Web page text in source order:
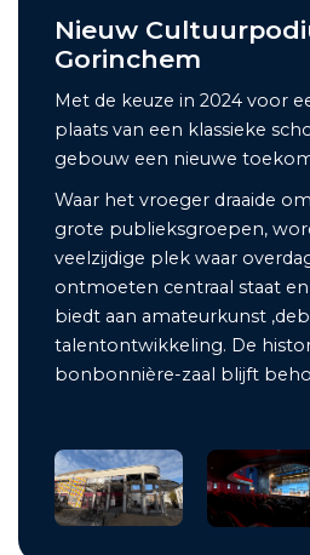
Nieuw
Gorinchem
Met de keuze in 2024 voor
plaats van een klassieke
gebouw een nieuwe
Waar het vroeger draaide
grote publieksgroepen,
veelzijdige plek waar
ontmoeten centraal staat en
biedt aan amateurkunst
talentontwikkeling. De
bonbonnière-zaal blijft